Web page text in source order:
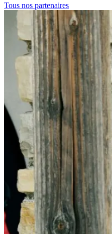
Tous nos partenaires